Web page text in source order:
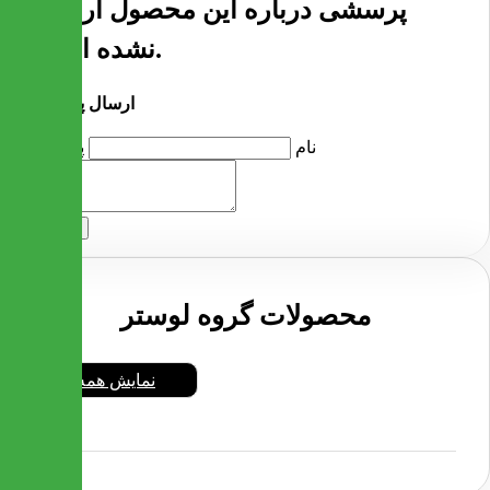
پرسشی درباره این محصول ارسال
نشده است.
ارسال پرسش
نام پرسش
محصولات گروه لوستر
نمایش همه